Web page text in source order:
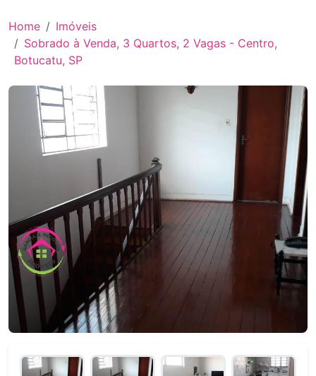
Home
Imóveis
Sobrado à Venda, 3 Quartos, 2 Vagas - Centro,
Botucatu, SP